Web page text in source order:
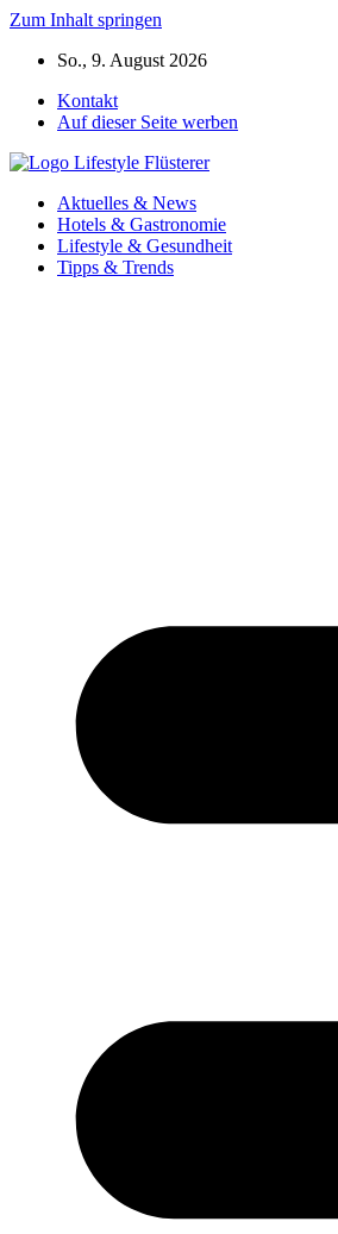
Zum Inhalt springen
So., 9. August 2026
Kontakt
Auf dieser Seite werben
Aktuelles & News
Hotels & Gastronomie
Lifestyle & Gesundheit
Tipps & Trends